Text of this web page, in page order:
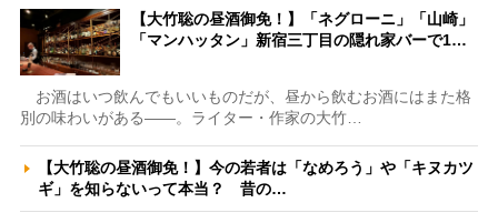
【大竹聡の昼酒御免！】「ネグローニ」「山崎」
「マンハッタン」新宿三丁目の隠れ家バーで1…
お酒はいつ飲んでもいいものだが、昼から飲むお酒にはまた格
別の味わいがある――。ライター・作家の大竹…
【大竹聡の昼酒御免！】今の若者は「なめろう」や「キヌカツ
ギ」を知らないって本当？ 昔の…